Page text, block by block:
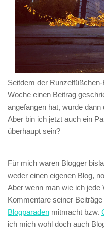
Seitdem der
Woche einen Beitrag
angefangen hat, wurde
Aber bin ich jetzt auch ein
überhaupt sein?
Für mich waren Blogger
weder einen eigenen Blog,
Aber wenn man wie ich jede
Kommentare seiner
Blogparaden mitmacht bzw.
ich mich wohl doch auch